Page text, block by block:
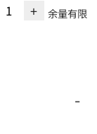
+ 余量有限
-